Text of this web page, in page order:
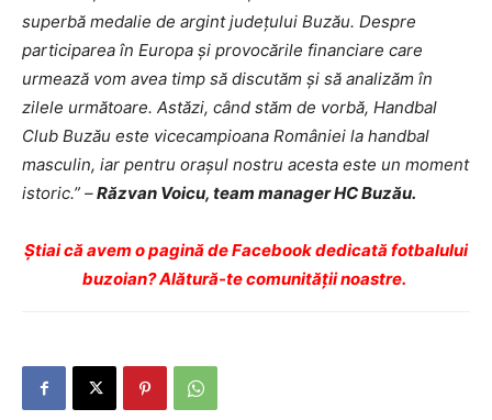
superbă medalie de argint județului Buzău. Despre
participarea în Europa și provocările financiare care
urmează vom avea timp să discutăm și să analizăm în
zilele următoare. Astăzi, când stăm de vorbă, Handbal
Club Buzău este vicecampioana României la handbal
masculin, iar pentru orașul nostru acesta este un moment
istoric.” –Răzvan Voicu, team manager HC Buzău.
Ştiai că avem o pagină de Facebook dedicată fotbalului
buzoian? Alătură-te comunității noastre.